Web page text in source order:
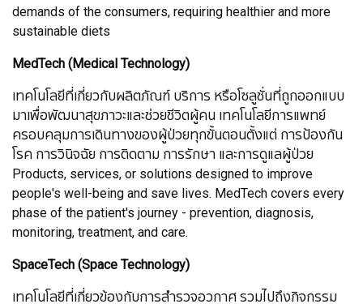
demands of the consumers, requiring healthier and more
sustainable diets
MedTech (Medical Technology)
เทคโนโลยีที่เกี่ยวกับผลิตภัณฑ์ บริการ หรือโซลูชั่นที่ถูกออกแบบ
มาเพื่อพัฒนาสุขภาวะและช่วยชีวิตผู้คน เทคโนโลยีการแพทย์
ครอบคลุมการเดินทางของผู้ป่วยทุกขั้นตอนตั้งแต่ การป้องกัน
โรค การวินิจฉัย การติดตาม การรักษา และการดูแลผู้ป่วย
Products, services, or solutions designed to improve
people's well-being and save lives. MedTech covers every
phase of the patient's journey - prevention, diagnosis,
monitoring, treatment, and care.
SpaceTech (Space Technology)
เทคโนโลยีที่เกี่ยวข้องกับการสำรวจอวกาศ รวมไปถึงกิจกรรม